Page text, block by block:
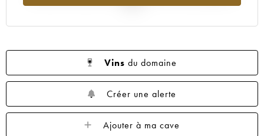
Vins du domaine
Créer une alerte
Ajouter à ma cave